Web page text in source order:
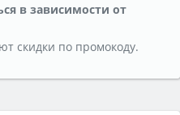
в зависимости от
скидки по промокоду.